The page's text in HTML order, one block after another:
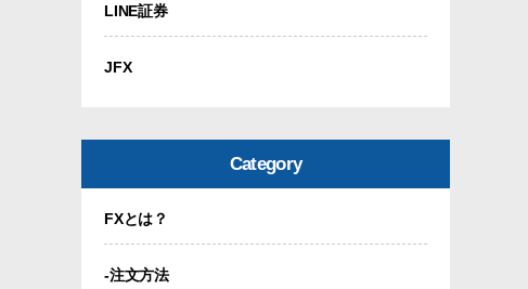
LINE証券
JFX
Category
FXとは？
-注文方法